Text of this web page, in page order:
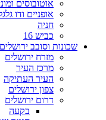
אוטובוסים
אופניים ודו
חניה
כביש 16
שכונות וסובב ירושלים
מזרח ירושלים
מרכז העיר
העיר העתיקה
צפון ירושלים
דרום ירושלים
בקעה